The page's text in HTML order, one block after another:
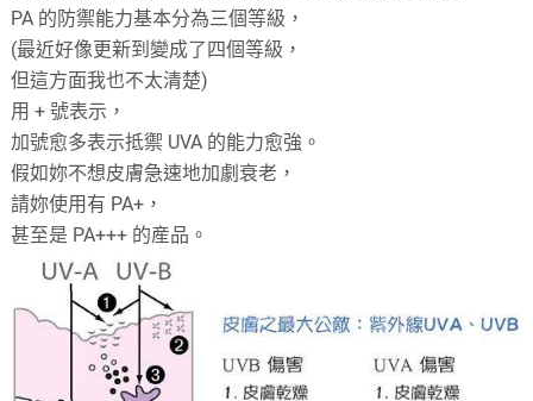
PA 的防禦能力基本分為三個等級，
(最近好像更新到變成了四個等級，
但這方面我也不太清楚)
用 + 號表示，
加號愈多表示抵禦 UVA 的能力愈強。
假如妳不想皮膚急速地加劇衰老，
請妳使用有 PA+，
甚至是 PA+++ 的産品。